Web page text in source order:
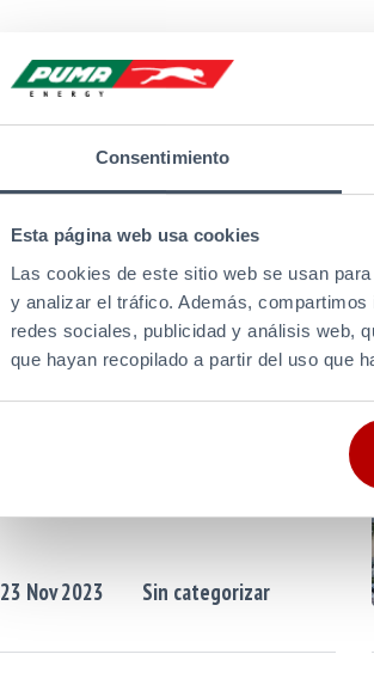
Consentimiento
Esta página web usa cookies
Las cookies de este sitio web se usan
y analizar el tráfico. Además,
redes sociales, publicidad y análisis web,
que hayan recopilado a partir del uso que
Transición de CEO
06 Mar2025 Corporativo
23 Nov2023 Sin categorizar